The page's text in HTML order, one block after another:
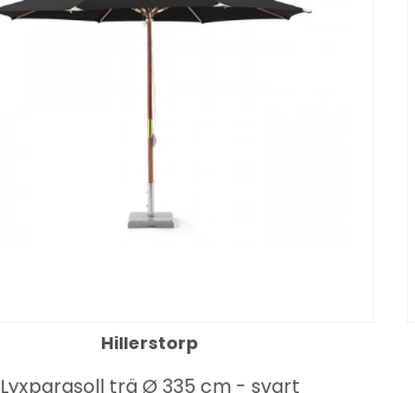
Hillerstorp
Lyxparasoll trä Ø 335 cm - svart